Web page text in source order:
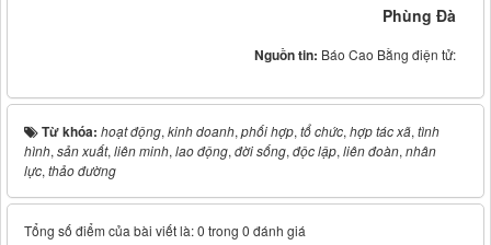
Phùng Đà
Nguồn tin: Báo Cao Bằng điện tử:
Từ khóa: hoạt động, kinh doanh, phối hợp, tổ chức, hợp tác xã, tình
hình, sản xuất, liên minh, lao động, đời sống, độc lập, liên đoàn, nhân
lực, thảo đường
Tổng số điểm của bài viết là: 0 trong 0 đánh giá